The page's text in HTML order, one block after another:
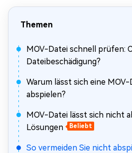
Themen
MOV-Datei schnell prüfen:
Dateibeschädigung?
Warum lässt sich eine
abspielen?
MOV-Datei lässt sich nicht
Lösungen
Beliebt
So vermeiden Sie nicht